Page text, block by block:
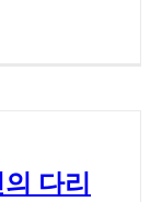
다리